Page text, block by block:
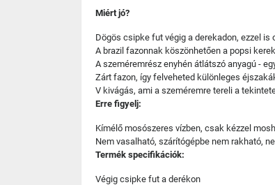
Miért jó?
Dögös csipke fut végig a derekadon, ezzel is
A brazil fazonnak köszönhetően a popsi
A szeméremrész enyhén átlátszó anyagú -
Zárt fazon, így felveheted különleges
V kivágás, ami a szeméremre tereli a
Erre figyelj:
Kímélő mosószeres vízben, csak kézzel
Nem vasalható, szárítógépbe nem rakható,
Termék specifikációk:
Végig csipke fut a derékon